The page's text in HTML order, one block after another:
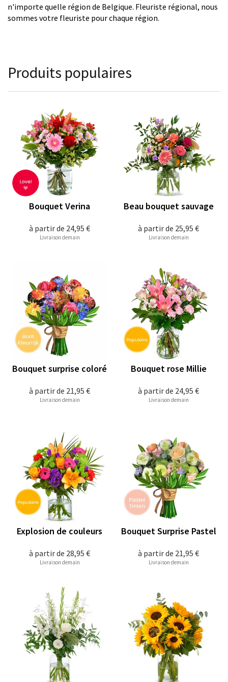
n'importe quelle région de Belgique. Fleuriste régional, nous
sommes votre fleuriste pour chaque région.
Produits populaires
à partir de 24,95 €
Bouquet Verina
Livraison demain
à partir de 25,95 €
Beau bouquet sauvage
Livraison demain
à partir de 21,95 €
Bouquet surprise coloré
Livraison demain
à partir de 24,95 €
Bouquet rose Millie
Livraison demain
à partir de 28,95 €
Explosion de couleurs
Livraison demain
à partir de 21,95 €
Bouquet Surprise Pastel
Livraison demain